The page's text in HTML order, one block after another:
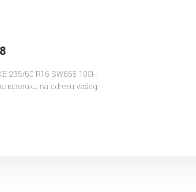
235/60 R16 SW658 100H
isporuku na adresu vašeg